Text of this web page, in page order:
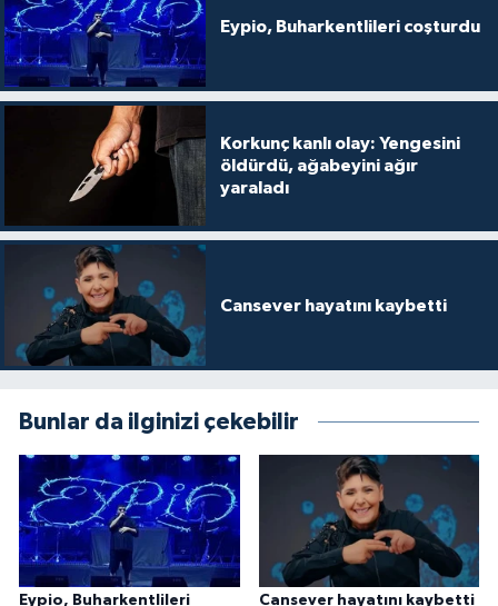
Eypio, Buharkentlileri coşturdu
Korkunç kanlı olay: Yengesini
öldürdü, ağabeyini ağır
yaraladı
Cansever hayatını kaybetti
Bunlar da ilginizi çekebilir
Eypio, Buharkentlileri
Cansever hayatını kaybetti